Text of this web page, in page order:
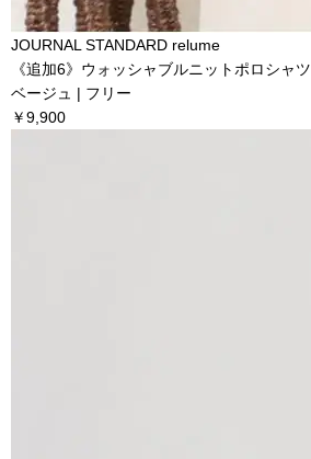
JOURNAL STANDARD relume
《追加6》ウォッシャブルニットポロシャツ
ベージュ | フリー
￥9,900